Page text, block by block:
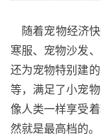
随着宠物经济快
寒服、宠物沙发
还为宠物特别建
等，满足了小宠
像人类一样享受
然就是最高档的。